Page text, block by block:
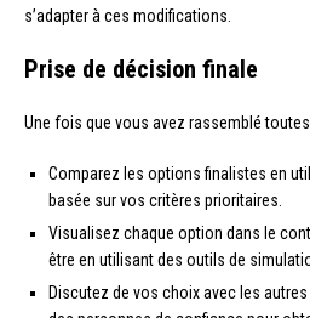
s’adapter à ces modifications.
Prise de décision finale
Une fois que vous avez rassemblé
Comparez les options finalistes en
basée sur vos critères prioritaires.
Visualisez chaque option dans le
être en utilisant des outils de
Discutez de vos choix avec les